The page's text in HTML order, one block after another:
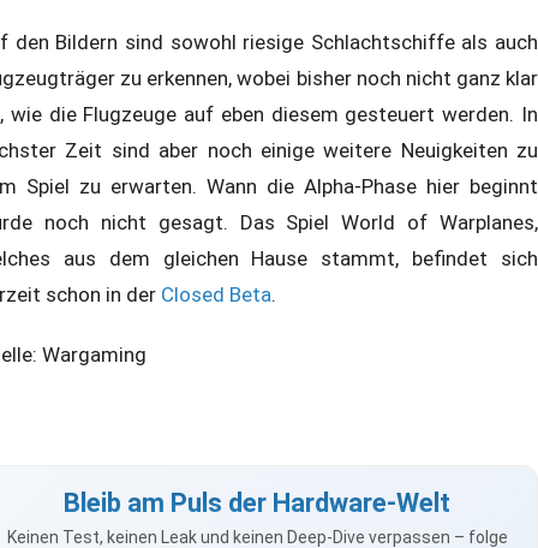
den Bildern sind sowohl riesige Schlachtschiffe als auch
zu erkennen, wobei bisher noch nicht ganz klar
wie die Flugzeuge auf eben diesem gesteuert werden. In
Zeit sind aber noch einige weitere Neuigkeiten zu
Spiel zu erwarten. Wann die Alpha-Phase hier beginnt
noch nicht gesagt. Das Spiel World of Warplanes,
aus dem gleichen Hause stammt, befindet sich
schon in der Closed Beta.
Wargaming
Bleib am Puls der Hardware-Welt
Keinen Test, keinen Leak und keinen Deep-Dive verpassen – folge